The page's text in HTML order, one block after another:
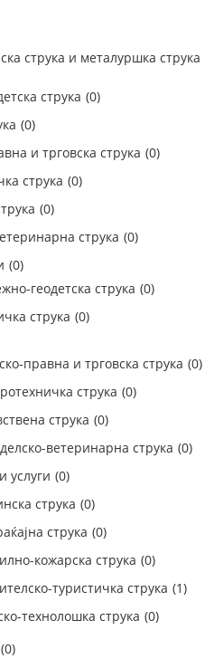
струка и металуршка струка
струка (0)
(0)
и трговска струка (0)
струка (0)
(0)
струка (0)
(0)
геодетска струка (0)
струка (0)
правна и трговска струка (0)
струка (0)
струка (0)
ветеринарна струка (0)
услуги (0)
струка (0)
струка (0)
кожарска струка (0)
туристичка струка (1)
технолошка струка (0)
(0)